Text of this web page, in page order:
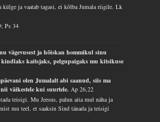
külge ja vaatab tagasi, ei kõlba Jumala riigile.Lk
Ps 34
vägevusest ja hõiskan hommikul sinu
kindlaks kaitsjaks, pelgupaigaks mu kitsikuse
olen Jumalalt abi saanud, siis ma
väikestele kui suurtele.Ap 26,22
teisigi. Mu Jeesus, palun aita mul näha ja
mu teel, et saaksin Sind tänada ja teisigi